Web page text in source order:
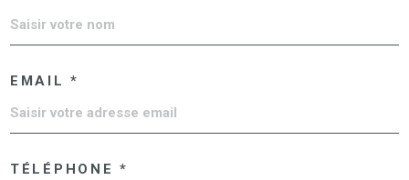
EMAIL *
TÉLÉPHONE *